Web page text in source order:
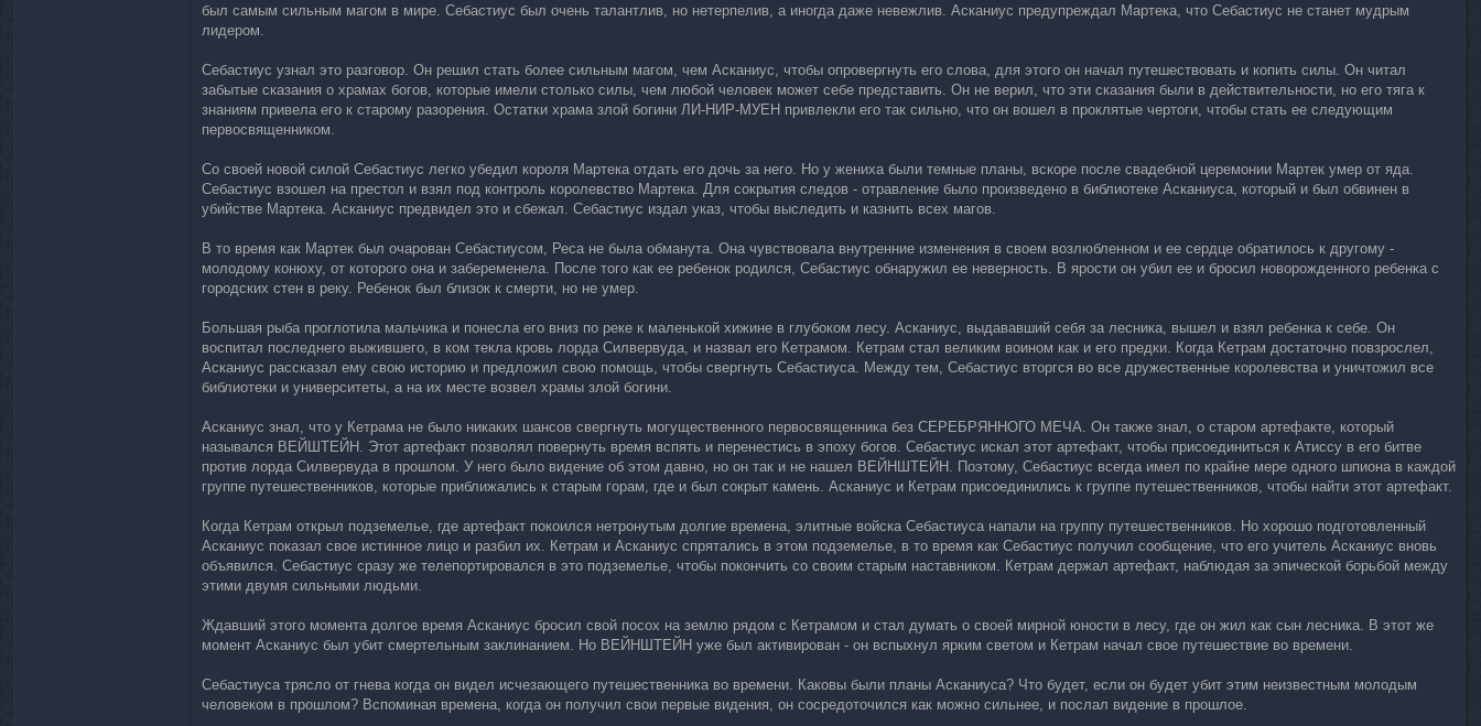
был самым сильным магом в мире. Себастиус был очень талантлив, но нетерпелив, а иногда даже невежлив. Асканиус предупреждал Мартека, что Себастиус не станет мудрым
лидером.
Себастиус узнал это разговор. Он решил стать более сильным магом, чем Асканиус, чтобы опровергнуть его слова, для этого он начал путешествовать и копить силы. Он читал
забытые сказания о храмах богов, которые имели столько силы, чем любой человек может себе представить. Он не верил, что эти сказания были в действительности, но его тяга к
знаниям привела его к старому разорения. Остатки храма злой богини ЛИ-НИР-МУЕН привлекли его так сильно, что он вошел в проклятые чертоги, чтобы стать ее следующим
первосвященником.
Со своей новой силой Себастиус легко убедил короля Мартека отдать его дочь за него. Но у жениха были темные планы, вскоре после свадебной церемонии Мартек умер от яда.
Себастиус взошел на престол и взял под контроль королевство Мартека. Для сокрытия следов - отравление было произведено в библиотеке Асканиуса, который и был обвинен в
убийстве Мартека. Асканиус предвидел это и сбежал. Себастиус издал указ, чтобы выследить и казнить всех магов.
В то время как Мартек был очарован Себастиусом, Реса не была обманута. Она чувствовала внутренние изменения в своем возлюбленном и ее сердце обратилось к другому -
молодому конюху, от которого она и забеременела. После того как ее ребенок родился, Себастиус обнаружил ее неверность. В ярости он убил ее и бросил новорожденного ребенка с
городских стен в реку. Ребенок был близок к смерти, но не умер.
Большая рыба проглотила мальчика и понесла его вниз по реке к маленькой хижине в глубоком лесу. Асканиус, выдававший себя за лесника, вышел и взял ребенка к себе. Он
воспитал последнего выжившего, в ком текла кровь лорда Силвервуда, и назвал его Кетрамом. Кетрам стал великим воином как и его предки. Когда Кетрам достаточно повзрослел,
Асканиус рассказал ему свою историю и предложил свою помощь, чтобы свергнуть Себастиуса. Между тем, Себастиус вторгся во все дружественные королевства и уничтожил все
библиотеки и университеты, а на их месте возвел храмы злой богини.
Асканиус знал, что у Кетрама не было никаких шансов свергнуть могущественного первосвященника без СЕРЕБРЯННОГО МЕЧА. Он также знал, о старом артефакте, который
назывался ВЕЙШТЕЙН. Этот артефакт позволял повернуть время вспять и перенестись в эпоху богов. Себастиус искал этот артефакт, чтобы присоединиться к Атиссу в его битве
против лорда Силвервуда в прошлом. У него было видение об этом давно, но он так и не нашел ВЕЙНШТЕЙН. Поэтому, Себастиус всегда имел по крайне мере одного шпиона в каждой
группе путешественников, которые приближались к старым горам, где и был сокрыт камень. Асканиус и Кетрам присоединились к группе путешественников, чтобы найти этот артефакт.
Когда Кетрам открыл подземелье, где артефакт покоился нетронутым долгие времена, элитные войска Себастиуса напали на группу путешественников. Но хорошо подготовленный
Асканиус показал свое истинное лицо и разбил их. Кетрам и Асканиус спрятались в этом подземелье, в то время как Себастиус получил сообщение, что его учитель Асканиус вновь
объявился. Себастиус сразу же телепортировался в это подземелье, чтобы покончить со своим старым наставником. Кетрам держал артефакт, наблюдая за эпической борьбой между
этими двумя сильными людьми.
Ждавший этого момента долгое время Асканиус бросил свой посох на землю рядом с Кетрамом и стал думать о своей мирной юности в лесу, где он жил как сын лесника. В этот же
момент Асканиус был убит смертельным заклинанием. Но ВЕЙНШТЕЙН уже был активирован - он вспыхнул ярким светом и Кетрам начал свое путешествие во времени.
Себастиуса трясло от гнева когда он видел исчезающего путешественника во времени. Каковы были планы Асканиуса? Что будет, если он будет убит этим неизвестным молодым
человеком в прошлом? Вспоминая времена, когда он получил свои первые видения, он сосредоточился как можно сильнее, и послал видение в прошлое.